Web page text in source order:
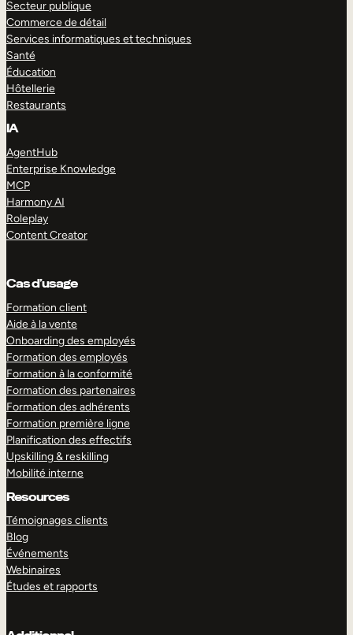
Secteur publique
Commerce de détail
Services informatiques et techniques
Santé
Éducation
Hôtellerie
Restaurants
IA
AgentHub
Enterprise Knowledge
MCP
Harmony AI
Roleplay
Content Creator
Cas d’usage
Formation client
Aide à la vente
Onboarding des employés
Formation des employés
Formation à la conformité
Formation des partenaires
Formation des adhérents
Formation première ligne
Planification des effectifs
Upskilling & reskilling
Mobilité interne
Resources
Témoignages clients
Blog
Événements
Webinaires
Études et rapports